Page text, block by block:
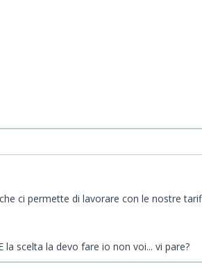
ci permette di lavorare con le nostre
scelta la devo fare io non voi... vi pare?